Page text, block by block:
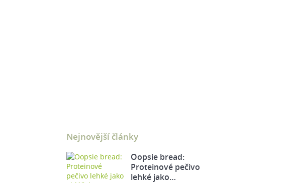
Nejnovější články
Oopsie bread:
Proteinové pečivo
lehké jako…